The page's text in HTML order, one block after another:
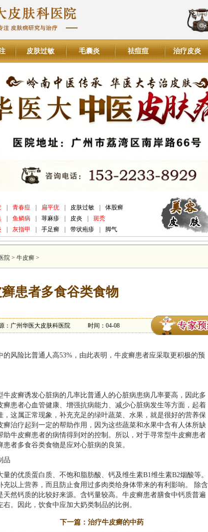
皮肤过敏 毛囊炎 祛痘痘 治疗皮炎
青春痘 扁平疣 皮肤过敏
体股癣
鱼鳞病 荨麻疹 皮炎
斑秃
灰指甲 手足癣 带状疱疹 脚气
院 > 牛皮癣 >
患者多食谷类食物
：广州华医大皮肤科医院 时间：04-08
风险比普通人高53%，由此表明，牛皮癣患者应采取更积极的预
牛皮癣诱发心脏病的几率比普通人的心脏病患病几率要高，因此多
患者心血管健康、增强抗病能力、减少心脏病发生等方面，起着
这属正常现象，补充充足的绿叶蔬菜、水果，就是很好的营养保
治疗起到一定的帮助作用，因为这些蔬菜和水果中含有人体所缺
牛皮癣患者的病情得到对的控制。所以，对于寻常型牛皮癣患者
者多食谷类食物是应对心脏病的良策。
品
的优质蛋白质、不饱和脂肪酸、钙及维生素B1维生素B2烟酸等。
以上营养，而且防止食用过多肉类给身体带来的有利影响。 除含
然钙质的比较好来源。含钙量较高。牛皮癣患者膳食中钙质普遍
。因此，饮食中应加大奶类制品的比例。
下一篇： 治疗牛皮癣的中药